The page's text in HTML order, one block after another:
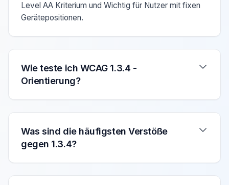
Level AA Kriterium und Wichtig für Nutzer mit fixen
Gerätepositionen.
Wie teste ich WCAG 1.3.4 -
Orientierung?
Was sind die häufigsten Verstöße
gegen 1.3.4?